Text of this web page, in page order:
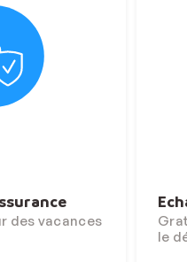
des vacances
le